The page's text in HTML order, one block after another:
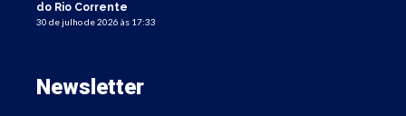
do Rio Corrente
30 de julho de 2026 às 17:33
Newsletter